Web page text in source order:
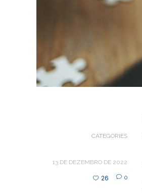
CATEGORIES
13 DE DEZEMBRO DE 2022
26 0